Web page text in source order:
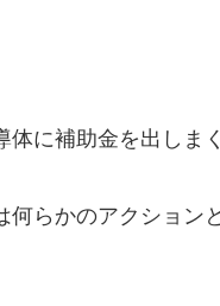
に補助金を出しま
らかのアクション